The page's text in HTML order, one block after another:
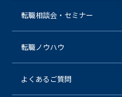
転職相談会・セミナー
転職ノウハウ
よくあるご質問